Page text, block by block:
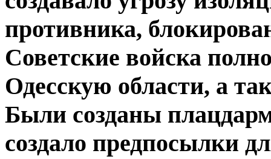
противника,
Советские войска
Одесскую области, а
Были созданы
создало предпосылки